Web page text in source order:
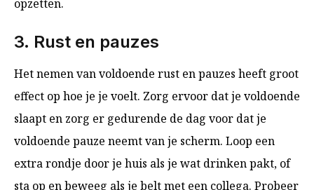
opzetten.
3. Rust en pauzes
Het nemen van voldoende rust en pauzes heeft groot
effect op hoe je je voelt. Zorg ervoor dat je voldoende
slaapt en zorg er gedurende de dag voor dat je
voldoende pauze neemt van je scherm. Loop een
extra rondje door je huis als je wat drinken pakt, of
sta op en beweeg als je belt met een collega. Probeer